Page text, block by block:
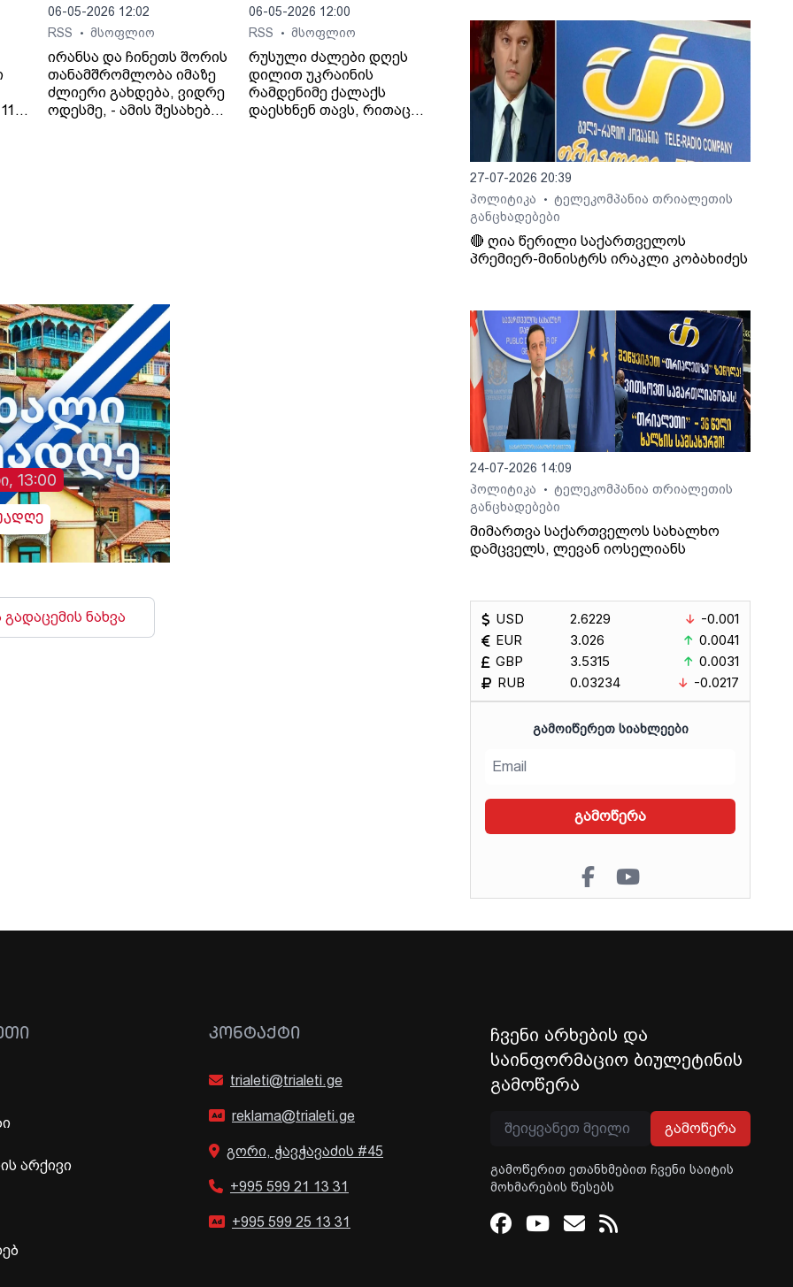
06-05-2026 12:02
RSS
• მსოფლიო
ირანსა და ჩინეთს შორის
თანამშრომლობა იმაზე
ძლიერი გახდება, ვიდრე
ოდესმე, - ამის შესახებ
შეხვედრაზე ჩინეთს
„ირანის ახლო მეგობარი“
უწოდა. „არსებულ
ვითარებაში, ჩვენს
ქვეყნებს შორის
ორმხრივი
თანამშრომლობა კიდევ
უფრო გაძლიერდება“, -
განაცხადა აბას არაღჩიმ.
06-05-2026 12:00
RSS
• მსოფლიო
რუსული ძალები დღეს
დილით უკრაინის
რამდენიმე ქალაქს
დაესხნენ თავს, რითაც
13:00
ნახვა
27-07-2026 20:39
პოლიტიკა
•
ტელეკომპანია თრიალეთის
განცხადებები
🔴 ღია წერილი საქართველოს
პრემიერ-მინისტრს ირაკლი კობახიძეს
24-07-2026 14:09
პოლიტიკა
•
ტელეკომპანია თრიალეთის
განცხადებები
მიმართვა საქართველოს სახალხო
დამცველს, ლევან იოსელიანს
USD
EUR
GBP
RUB
2.6229
3.026
3.5315
0.03234
-0.001
0.0041
0.0031
-0.0217
ᲒᲐᲛᲝᲘᲬᲔᲠᲔᲗ ᲡᲘᲐᲮᲚᲔᲔᲑᲘ
გამოწერა
არქივი
ᲙᲝᲜᲢᲐᲥᲢᲘ
trialeti@trialeti.ge
reklama@trialeti.ge
გორი, ჭავჭავაძის #45
+995 599 21 13 31
+995 599 25 13 31
ჩვენი არხების და
საინფორმაციო ბიულეტინის
გამოწერა
გამოწერა
გამოწერით ეთანხმებით ჩვენი საიტის
მოხმარების წესებს
Facebook
Youtube
Email
RSS